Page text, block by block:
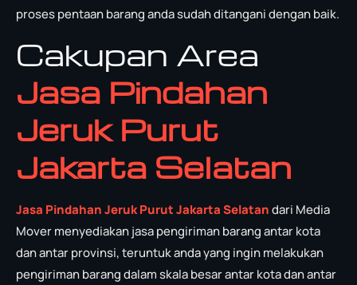
proses pentaan barang anda sudah ditangani dengan baik.
Cakupan Area
Jasa Pindahan
Jeruk Purut
Jakarta Selatan
Jasa Pindahan Jeruk Purut Jakarta Selatandari Media
Mover menyediakan jasa pengiriman barang antar kota
dan antar provinsi, teruntuk anda yang ingin melakukan
pengiriman barang dalam skala besar antar kota dan antar